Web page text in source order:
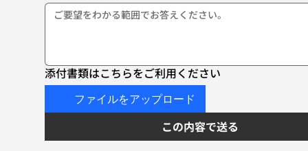
添付書類はこちらをご利用ください
ファイルをアップロード
この内容で送る